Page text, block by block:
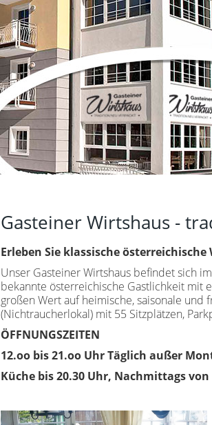
Gasteiner Wirtshaus -
Erleben Sie klassische
Unser Gasteiner Wirtshaus befindet sich
bekannte österreichische Gastlichkeit mit
großen Wert auf heimische, saisonale
(Nichtraucherlokal) mit 55 Sitzplätzen,
ÖFFNUNGSZEITEN
12.oo bis 21.oo Uhr Täglich außer
Küche bis 20.30 Uhr, Nachmittags